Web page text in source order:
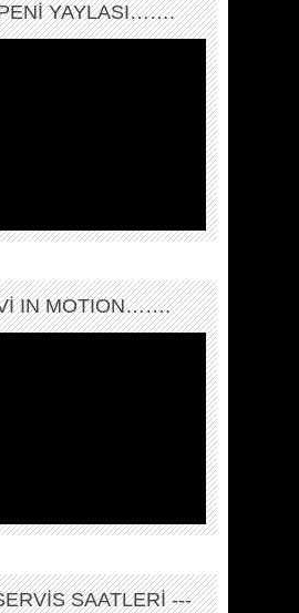
YAYLASI…….
IN MOTION…….
SAATLERİ ---